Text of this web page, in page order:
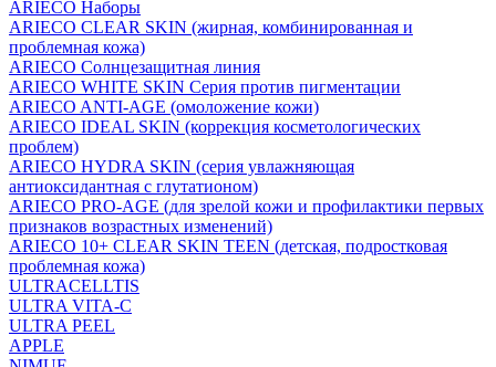
ARIECO Наборы
ARIECO CLEAR SKIN (жирная, комбинированная и
проблемная кожа)
ARIECO Солнцезащитная линия
ARIECO WHITE SKIN Серия против пигментации
ARIECO ANTI-AGE (омоложение кожи)
ARIECO IDEAL SKIN (коррекция косметологических
проблем)
ARIECO HYDRA SKIN (серия увлажняющая
антиоксидантная с глутатионом)
ARIECO PRO-AGE (для зрелой кожи и профилактики первых
признаков возрастных изменений)
ARIECO 10+ CLEAR SKIN TEEN (детская, подростковая
проблемная кожа)
ULTRACELLTIS
ULTRA VITA-C
ULTRA PEEL
APPLE